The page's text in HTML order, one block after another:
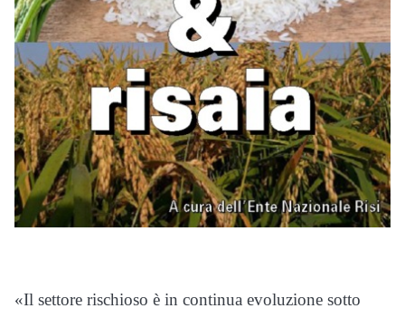
«Il settore rischioso è in continua evoluzione sotto